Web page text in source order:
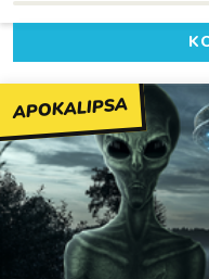
APOKALIPSA